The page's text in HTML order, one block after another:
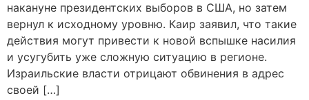
накануне президентских выборов в США, но затем
вернул к исходному уровню. Каир заявил, что такие
действия могут привести к новой вспышке насилия
и усугубить уже сложную ситуацию в регионе.
Израильские власти отрицают обвинения в адрес
своей […]